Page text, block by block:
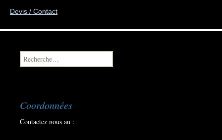
Devis / Contact
Recherche pour :
Coordonnées
Contactez nous au :